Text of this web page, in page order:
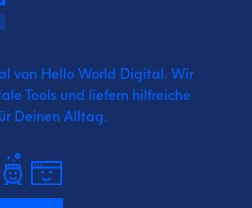
von Hello World Digital. Wir
Tools und liefern hilfreiche
Deinen Alltag.